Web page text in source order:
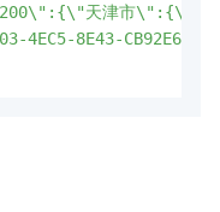
天津市\":{\"
4EC5-8E43-